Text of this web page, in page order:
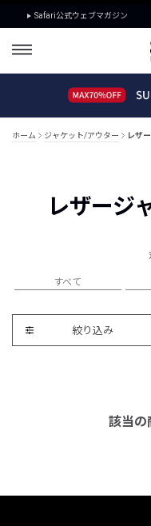
Safari公式ウェブマガジン
ホーム ジャケット/アウター レザ
レザージ
すべて
絞り込み
該当の